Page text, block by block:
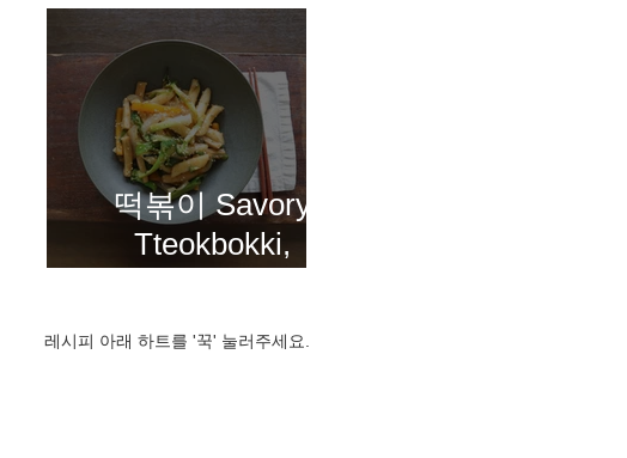
Color Kongguksu
떡볶이 Savory
Tteokbokki,
sauce
레시피 아래 하트를 '꾹' 눌러주세요.